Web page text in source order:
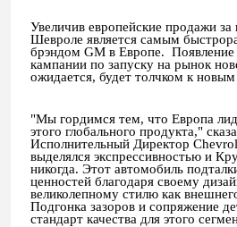
Увеличив европейские продажи
Шевроле является самым
брэндом GM в Европе. Появление
кампании по запуску на рынок
ожидается, будет толчком к
"Мы гордимся тем, что Европа
этого глобального продукта,"
Исполнительный Директор
выделялся экспрессивностью и
никогда. Этот автомобиль
ценностей благодаря своему
великолепному стилю как
Подгонка зазоров и сопряжение
стандарт качества для этого